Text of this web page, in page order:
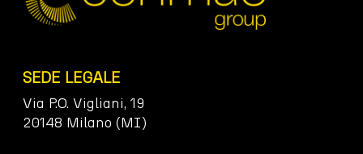
SEDE LEGALE
Via P.O. Vigliani, 19
20148 Milano (MI)